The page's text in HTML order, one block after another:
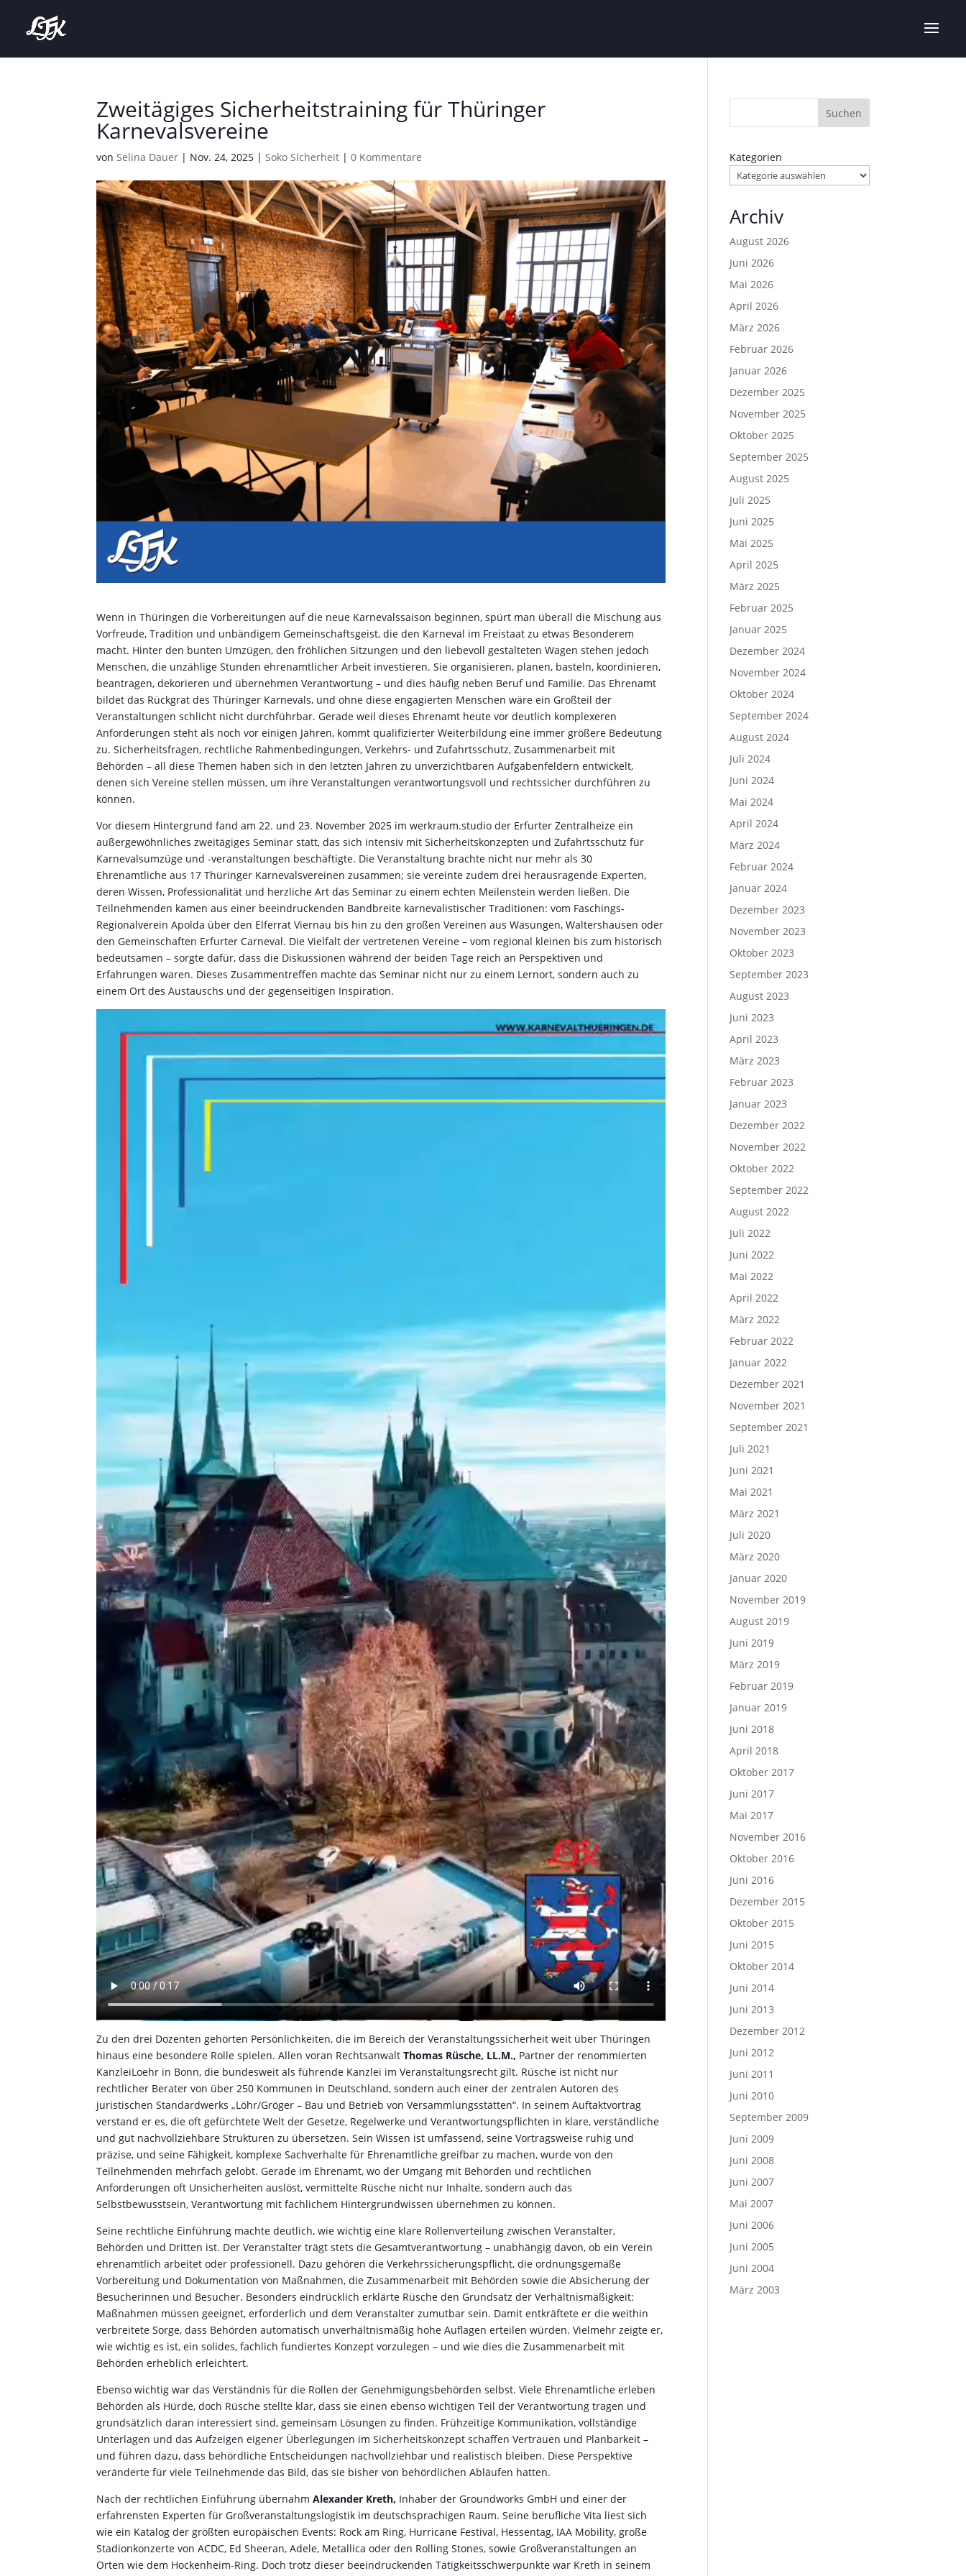
Zweitägiges Sicherheitstraining für Thüringer
Karnevalsvereine
vonSelina Dauer | Nov. 24, 2025 |Soko Sicherheit |0 Kommentare
Wenn in Thüringen die Vorbereitungen auf die neue Karnevalssaison beginnen, spürt man überall die Mischung aus
Vorfreude, Tradition und unbändigem Gemeinschaftsgeist, die den Karneval im Freistaat zu etwas Besonderem
macht. Hinter den bunten Umzügen, den fröhlichen Sitzungen und den liebevoll gestalteten Wagen stehen jedoch
Menschen, die unzählige Stunden ehrenamtlicher Arbeit investieren. Sie organisieren, planen, basteln, koordinieren,
beantragen, dekorieren und übernehmen Verantwortung – und dies häufig neben Beruf und Familie. Das Ehrenamt
bildet das Rückgrat des Thüringer Karnevals, und ohne diese engagierten Menschen wäre ein Großteil der
Veranstaltungen schlicht nicht durchführbar. Gerade weil dieses Ehrenamt heute vor deutlich komplexeren
Anforderungen steht als noch vor einigen Jahren, kommt qualifizierter Weiterbildung eine immer größere Bedeutung
zu. Sicherheitsfragen, rechtliche Rahmenbedingungen, Verkehrs- und Zufahrtsschutz, Zusammenarbeit mit
Behörden – all diese Themen haben sich in den letzten Jahren zu unverzichtbaren Aufgabenfeldern entwickelt,
denen sich Vereine stellen müssen, um ihre Veranstaltungen verantwortungsvoll und rechtssicher durchführen zu
können.
Vor diesem Hintergrund fand am 22. und 23. November 2025 im werkraum.studio der Erfurter Zentralheize ein
außergewöhnliches zweitägiges Seminar statt, das sich intensiv mit Sicherheitskonzepten und Zufahrtsschutz für
Karnevalsumzüge und -veranstaltungen beschäftigte. Die Veranstaltung brachte nicht nur mehr als 30
Ehrenamtliche aus 17 Thüringer Karnevalsvereinen zusammen; sie vereinte zudem drei herausragende Experten,
deren Wissen, Professionalität und herzliche Art das Seminar zu einem echten Meilenstein werden ließen. Die
Teilnehmenden kamen aus einer beeindruckenden Bandbreite karnevalistischer Traditionen: vom Faschings-
Regionalverein Apolda über den Elferrat Viernau bis hin zu den großen Vereinen aus Wasungen, Waltershausen oder
den Gemeinschaften Erfurter Carneval. Die Vielfalt der vertretenen Vereine – vom regional kleinen bis zum historisch
bedeutsamen – sorgte dafür, dass die Diskussionen während der beiden Tage reich an Perspektiven und
Erfahrungen waren. Dieses Zusammentreffen machte das Seminar nicht nur zu einem Lernort, sondern auch zu
einem Ort des Austauschs und der gegenseitigen Inspiration.
Zu den drei Dozenten gehörten Persönlichkeiten, die im Bereich der Veranstaltungssicherheit weit über Thüringen
hinaus eine besondere Rolle spielen. Allen voran RechtsanwaltThomas Rüsche, LL.M., Partner der renommierten
KanzleiLoehr in Bonn, die bundesweit als führende Kanzlei im Veranstaltungsrecht gilt. Rüsche ist nicht nur
rechtlicher Berater von über 250 Kommunen in Deutschland, sondern auch einer der zentralen Autoren des
juristischen Standardwerks „Löhr/Gröger – Bau und Betrieb von Versammlungsstätten“. In seinem Auftaktvortrag
verstand er es, die oft gefürchtete Welt der Gesetze, Regelwerke und Verantwortungspflichten in klare, verständliche
und gut nachvollziehbare Strukturen zu übersetzen. Sein Wissen ist umfassend, seine Vortragsweise ruhig und
präzise, und seine Fähigkeit, komplexe Sachverhalte für Ehrenamtliche greifbar zu machen, wurde von den
Teilnehmenden mehrfach gelobt. Gerade im Ehrenamt, wo der Umgang mit Behörden und rechtlichen
Anforderungen oft Unsicherheiten auslöst, vermittelte Rüsche nicht nur Inhalte, sondern auch das
Selbstbewusstsein, Verantwortung mit fachlichem Hintergrundwissen übernehmen zu können.
Seine rechtliche Einführung machte deutlich, wie wichtig eine klare Rollenverteilung zwischen Veranstalter,
Behörden und Dritten ist. Der Veranstalter trägt stets die Gesamtverantwortung – unabhängig davon, ob ein Verein
ehrenamtlich arbeitet oder professionell. Dazu gehören die Verkehrssicherungspflicht, die ordnungsgemäße
Vorbereitung und Dokumentation von Maßnahmen, die Zusammenarbeit mit Behörden sowie die Absicherung der
Besucherinnen und Besucher. Besonders eindrücklich erklärte Rüsche den Grundsatz der Verhältnismäßigkeit:
Maßnahmen müssen geeignet, erforderlich und dem Veranstalter zumutbar sein. Damit entkräftete er die weithin
verbreitete Sorge, dass Behörden automatisch unverhältnismäßig hohe Auflagen erteilen würden. Vielmehr zeigte er,
wie wichtig es ist, ein solides, fachlich fundiertes Konzept vorzulegen – und wie dies die Zusammenarbeit mit
Behörden erheblich erleichtert.
Ebenso wichtig war das Verständnis für die Rollen der Genehmigungsbehörden selbst. Viele Ehrenamtliche erleben
Behörden als Hürde, doch Rüsche stellte klar, dass sie einen ebenso wichtigen Teil der Verantwortung tragen und
grundsätzlich daran interessiert sind, gemeinsam Lösungen zu finden. Frühzeitige Kommunikation, vollständige
Unterlagen und das Aufzeigen eigener Überlegungen im Sicherheitskonzept schaffen Vertrauen und Planbarkeit –
und führen dazu, dass behördliche Entscheidungen nachvollziehbar und realistisch bleiben. Diese Perspektive
veränderte für viele Teilnehmende das Bild, das sie bisher von behördlichen Abläufen hatten.
Nach der rechtlichen Einführung übernahmAlexander Kreth, Inhaber der Groundworks GmbH und einer der
erfahrensten Experten für Großveranstaltungslogistik im deutschsprachigen Raum. Seine berufliche Vita liest sich
wie ein Katalog der größten europäischen Events: Rock am Ring, Hurricane Festival, Hessentag, IAA Mobility, große
Stadionkonzerte von ACDC, Ed Sheeran, Adele, Metallica oder den Rolling Stones, sowie Großveranstaltungen an
Orten wie dem Hockenheim-Ring. Doch trotz dieser beeindruckenden Tätigkeitsschwerpunkte war Kreth in seinem
Suchen
Kategorien
Archiv
August 2026
Juni 2026
Mai 2026
April 2026
März 2026
Februar 2026
Januar 2026
Dezember 2025
November 2025
Oktober 2025
September 2025
August 2025
Juli 2025
Juni 2025
Mai 2025
April 2025
März 2025
Februar 2025
Januar 2025
Dezember 2024
November 2024
Oktober 2024
September 2024
August 2024
Juli 2024
Juni 2024
Mai 2024
April 2024
März 2024
Februar 2024
Januar 2024
Dezember 2023
November 2023
Oktober 2023
September 2023
August 2023
Juni 2023
April 2023
März 2023
Februar 2023
Januar 2023
Dezember 2022
November 2022
Oktober 2022
September 2022
August 2022
Juli 2022
Juni 2022
Mai 2022
April 2022
März 2022
Februar 2022
Januar 2022
Dezember 2021
November 2021
September 2021
Juli 2021
Juni 2021
Mai 2021
März 2021
Juli 2020
März 2020
Januar 2020
November 2019
August 2019
Juni 2019
März 2019
Februar 2019
Januar 2019
Juni 2018
April 2018
Oktober 2017
Juni 2017
Mai 2017
November 2016
Oktober 2016
Juni 2016
Dezember 2015
Oktober 2015
Juni 2015
Oktober 2014
Juni 2014
Juni 2013
Dezember 2012
Juni 2012
Juni 2011
Juni 2010
September 2009
Juni 2009
Juni 2008
Juni 2007
Mai 2007
Juni 2006
Juni 2005
Juni 2004
März 2003